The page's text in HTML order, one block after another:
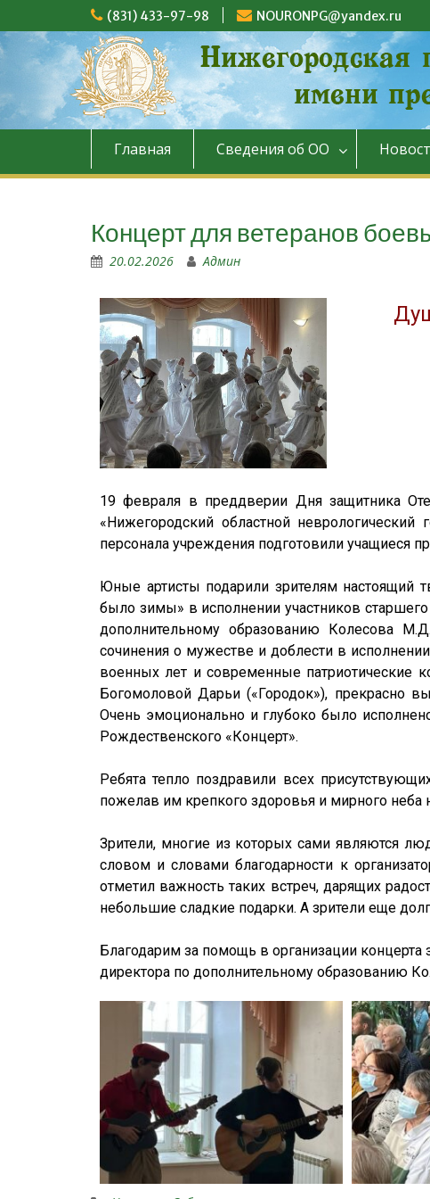
(831) 433-97-98 NOURONPG@yandex.ru
Главная Сведения об ОО
Концерт для ветеранов
20.02.2026 Админ
19 февраля в преддверии Дня защитника
«Нижегородский областной
персонала учреждения подготовили учащиеся
Юные артисты подарили зрителям настоящий
было зимы» в исполнении участников
дополнительному образованию Колесова
сочинения о мужестве и доблести в
военных лет и современные патриотические
Богомоловой Дарьи («Городок»), прекрасно
Очень эмоционально и глубоко было
Рождественского «Концерт».
Ребята тепло поздравили всех
пожелав им крепкого здоровья и мирного неба
Зрители, многие из которых сами являются
словом и словами благодарности к
отметил важность таких встреч, дарящих
небольшие сладкие подарки. А зрители еще
Благодарим за помощь в организации концерта
директора по дополнительному образованию